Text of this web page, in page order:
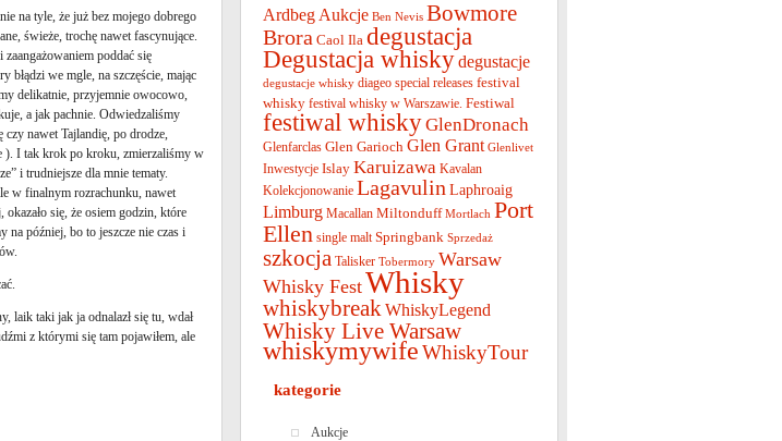
na tyle, że już bez mojego dobrego
świeże, trochę nawet fascynujące.
zaangażowaniem poddać się
błądzi we mgle, na szczęście, mając
delikatnie, przyjemnie owocowo,
a jak pachnie. Odwiedzaliśmy
nawet Tajlandię, po drodze,
). I tak krok po kroku, zmierzaliśmy w
i trudniejsze dla mnie tematy.
w finalnym rozrachunku, nawet
się, że osiem godzin, które
na później, bo to jeszcze nie czas i
laik taki jak ja odnalazł się tu, wdał
z którymi się tam pojawiłem, ale
Ardbeg Aukcje Ben Nevis Bowmore
Brora Caol Ila degustacja
Degustacja whiskydegustacje
degustacje whisky diageo special releases festival
whisky festival whisky w Warszawie. Festiwal
festiwal whiskyGlenDronach
Glenfarclas Glen Garioch Glen Grant Glenlivet
Inwestycje Islay Karuizawa Kavalan
Kolekcjonowanie Lagavulin Laphroaig
Limburg Macallan Miltonduff Mortlach Port
Ellen single malt Springbank Sprzedaż
szkocja Talisker Tobermory Warsaw
Whisky FestWhisky
whiskybreak WhiskyLegend
Whisky Live Warsaw
whiskymywifeWhiskyTour
kategorie
Aukcje